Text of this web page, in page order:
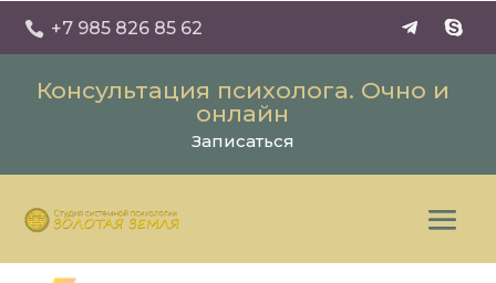
 +7 985 826 85 62
Консультация психолога. Очно и
онлайн
Записаться